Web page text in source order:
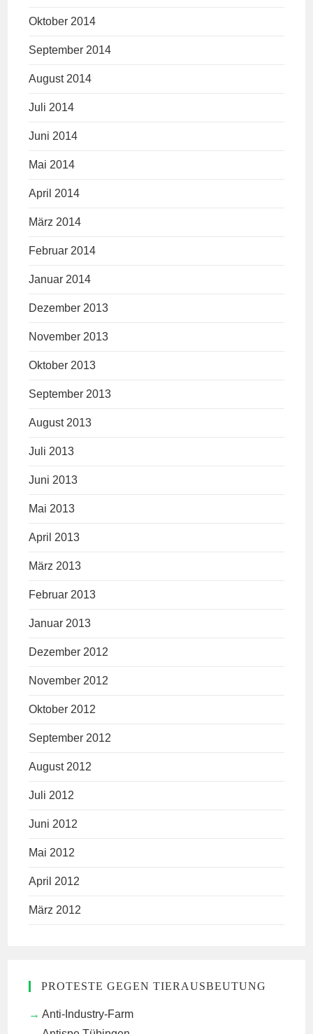
Oktober 2014
September 2014
August 2014
Juli 2014
Juni 2014
Mai 2014
April 2014
März 2014
Februar 2014
Januar 2014
Dezember 2013
November 2013
Oktober 2013
September 2013
August 2013
Juli 2013
Juni 2013
Mai 2013
April 2013
März 2013
Februar 2013
Januar 2013
Dezember 2012
November 2012
Oktober 2012
September 2012
August 2012
Juli 2012
Juni 2012
Mai 2012
April 2012
März 2012
PROTESTE GEGEN TIERAUSBEUTUNG
Anti-Industry-Farm